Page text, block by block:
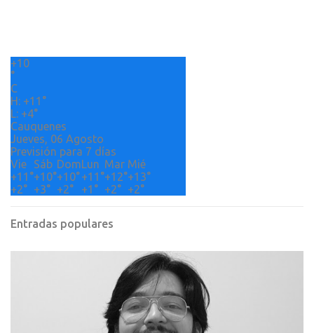
i
s
+10
°
C
H: +11°
L: +4°
Cauquenes
Jueves, 06 Agosto
Previsión para 7 días
Vie
Sáb DomLun Mar Mié
+11°+10°+10°+11°+12°+13°
+2° +3° +2° +1° +2° +2°
Entradas populares